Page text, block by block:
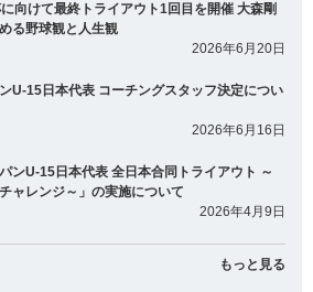
向けて最終トライアウト1回目を開催 大森剛
る野球観と人生観
2026年6月20日
U-15日本代表 コーチングスタッフ決定につい
2026年6月16日
パンU-15日本代表 全日本合同トライアウト ～
ャレンジ～」の実施について
2026年4月9日
もっと見る